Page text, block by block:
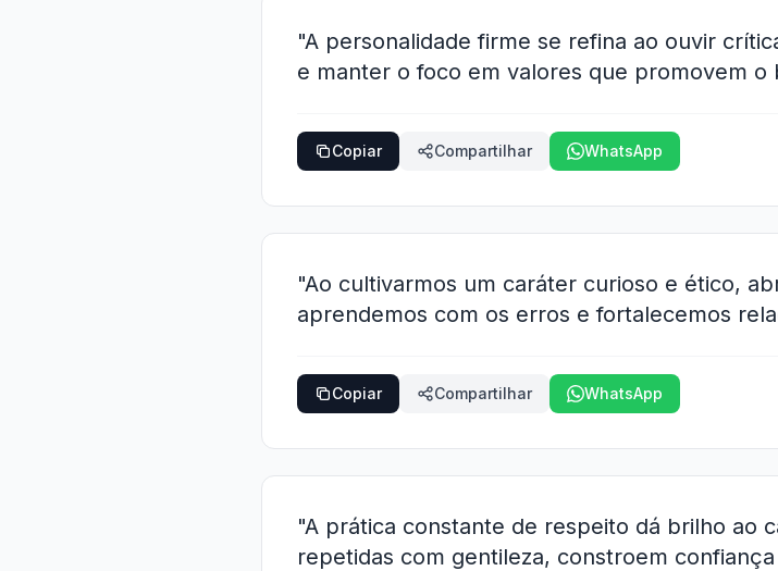
"A personalidade firme se refina ao ouvir
e manter o foco em valores que promovem o
Copiar Compartilhar WhatsApp
"Ao cultivarmos um caráter curioso e ético,
aprendemos com os erros e fortalecemos
Copiar Compartilhar WhatsApp
"A prática constante de respeito dá brilho ao
repetidas com gentileza, constroem